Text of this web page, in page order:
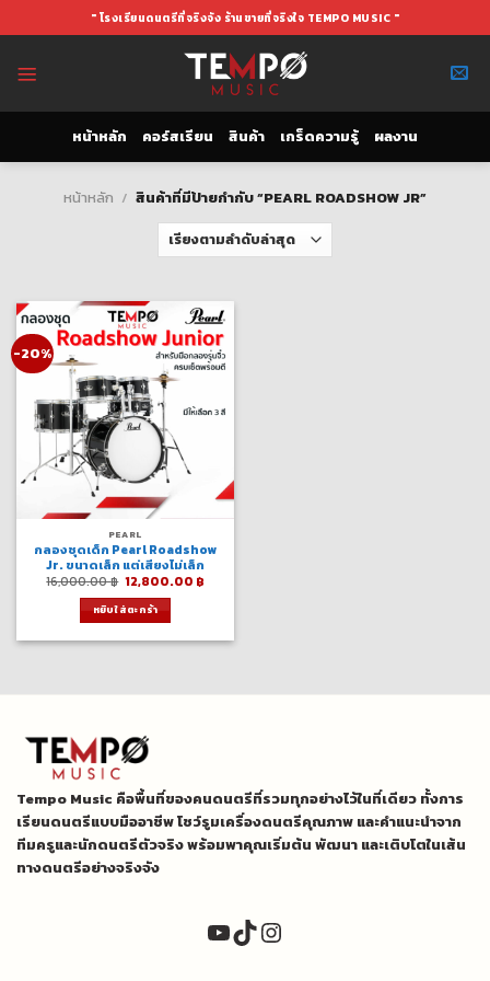
to
" โรงเรียนดนตรีที่จริงจัง ร้านขายที่จริงใจ TEMPO MUSIC "
หน้าหลัก คอร์สเรียน สินค้า เกร็ดความรู้ ผลงาน
หน้าหลัก / สินค้าที่มีป้ายกำกับ “PEARL ROADSHOW JR”
-20%
PEARL
กลองชุดเด็ก Pearl Roadshow
Jr. ขนาดเล็ก แต่เสียงไม่เล็ก
16,000.00฿ Original
price
was:
16,000.00 ฿.
12,800.00 ฿Current
หยิบใส่ตะกร้า
Tempo Music คือพื้นที่ของคนดนตรีที่รวมทุกอย่างไว้ในที่เดียว ทั้งการ
เรียนดนตรีแบบมืออาชีพ โชว์รูมเครื่องดนตรีคุณภาพ และคำแนะนำจาก
ทีมครูและนักดนตรีตัวจริง พร้อมพาคุณเริ่มต้น พัฒนา และเติบโตในเส้น
ทางดนตรีอย่างจริงจัง
YouTube
TikTok
Instagram